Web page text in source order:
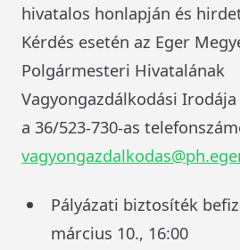
hivatalos honlapján és
Kérdés esetén az Eger
Polgármesteri Hivatalának
Vagyongazdálkodási
a 36/523-730-as
Pályázati biztosíték
március 10., 16:00